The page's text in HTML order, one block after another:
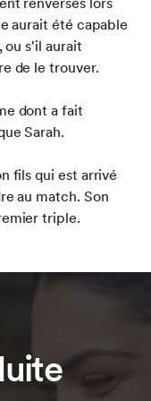
aurait été capable
ou s'il aurait
de le trouver.
dont a fait
Sarah.
fils qui est arrivé
au match. Son
triple.